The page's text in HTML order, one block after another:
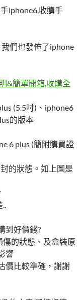
iphone6,收購手
們也發佈了iphone
&簡單開箱,收購全
(5.5吋)、iphone6
的版本
6 plus (簡附購買證
的狀態。如上圖是
..
到好價錢?
的狀態、及盒裝原
響
價比較準確，謝謝